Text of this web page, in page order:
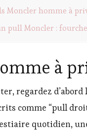
Moncler homme à
pull Moncler :
à
regardez d’abord
comme “pull
quotidien,